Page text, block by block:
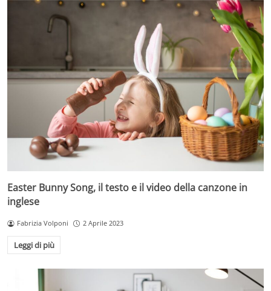
Easter Bunny Song, il testo e il video della canzone in
inglese
Fabrizia Volponi 2 Aprile 2023
Leggi di più